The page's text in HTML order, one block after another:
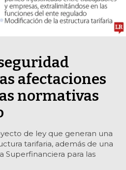
afectaciones
normativas
de ley que generan una
tarifaria, además de una
Superfinanciera para las